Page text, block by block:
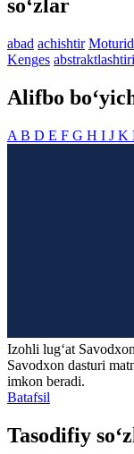
so‘zlar
abad achishtir
Kenges
Alifbo
A B D E F G H I J K
Izohli lugʻat Savodxon
Savodxon dasturi
imkon beradi.
Batafsil
Tasodifiy